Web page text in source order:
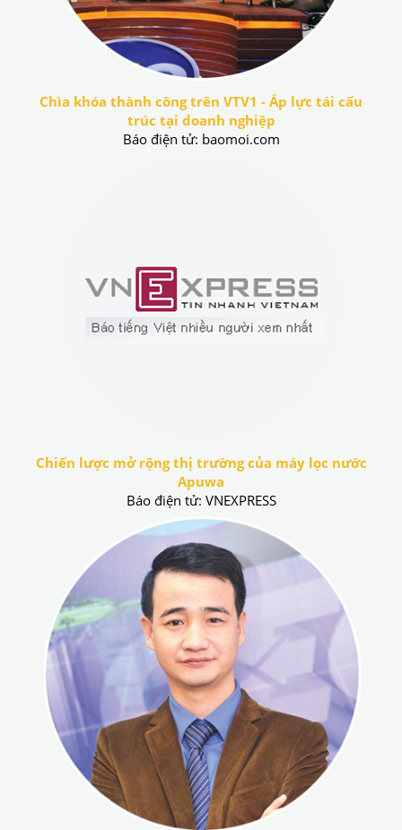
Chìa khóa thành công trên VTV1 - Áp lực tái cấu
trúc tại doanh nghiệp
Báo điện tử: baomoi.com
Chiến lược mở rộng thị trường của máy lọc nước
Apuwa
Báo điện tử: VNEXPRESS